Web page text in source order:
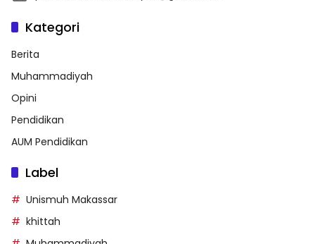
Kategori
Berita
Muhammadiyah
Opini
Pendidikan
AUM Pendidikan
Label
Unismuh Makassar
khittah